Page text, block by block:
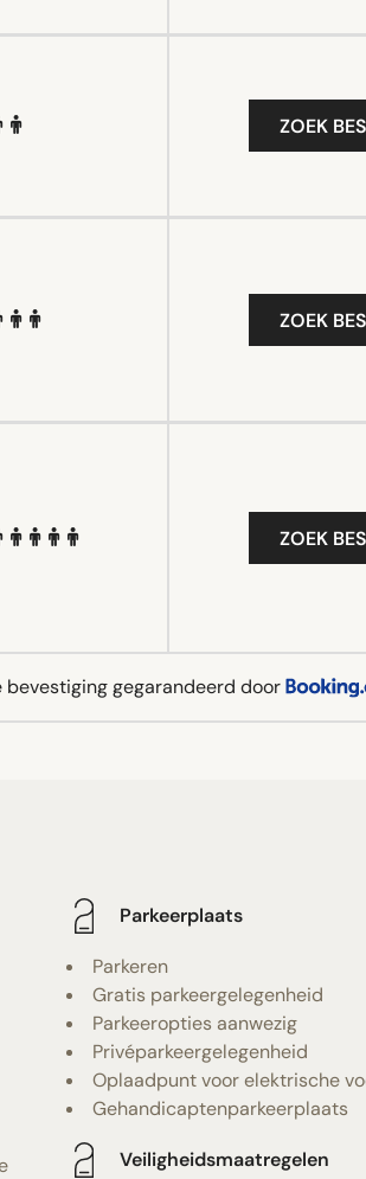
ZOEK
ZOEK
ZOEK
bevestiging gegarandeerd door
Parkeerplaats
Parkeren
Gratis parkeergelegenheid
Parkeeropties aanwezig
Privéparkeergelegenheid
Oplaadpunt voor elektrische
Gehandicaptenparkeerplaats
Veiligheidsmaatregelen